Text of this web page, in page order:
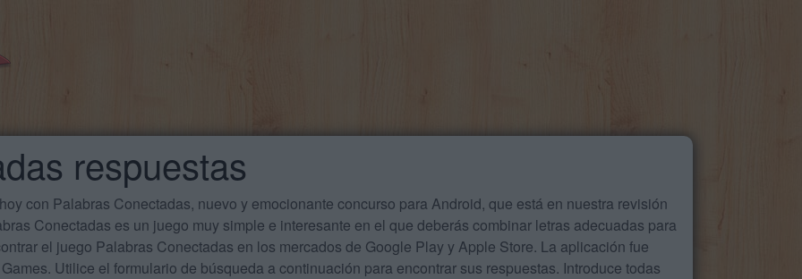
respuestas
con Palabras Conectadas, nuevo y emocionante concurso para Android, que está en nuestra revisión
Conectadas es un juego muy simple e interesante en el que deberás combinar letras adecuadas para
el juego Palabras Conectadas en los mercados de Google Play y Apple Store. La aplicación fue
Utilice el formulario de búsqueda a continuación para encontrar sus respuestas. Introduce todas